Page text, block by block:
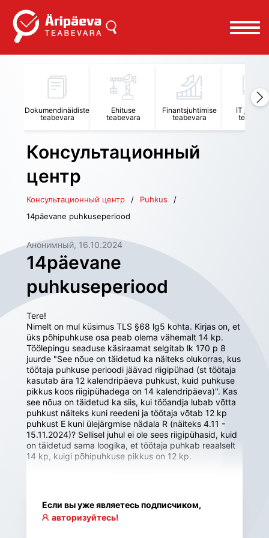
Dokumendinäidiste
teabevara
Ehituse
teabevara
Finantsjuhtimise
teabevara
IT
Консультационный
центр
Консультационный центр
Puhkus
14päevane puhkuseperiood
Анонимный, 16.10.2024
14päevane
puhkuseperiood
Tere!
Nimelt on mul küsimus TLS §68 lg5 kohta. Kirjas on, et
üks põhipuhkuse osa peab olema vähemalt 14 kp.
Töölepingu seaduse käsiraamat selgitab lk 170 p 8
juurde "See nõue on täidetud ka näiteks olukorras, kus
töötaja puhkuse perioodi jäävad riigipühad (st töötaja
kasutab ära 12 kalendripäeva puhkust, kuid puhkuse
pikkus koos riigipühadega on 14 kalendripäeva)". Kas
see nõua on täidetud ka siis, kui tööandja lubab võtta
puhkust näiteks kuni reedeni ja töötaja võtab 12 kp
puhkust E kuni ülejärgmise nädala R (näiteks 4.11 -
15.11.2024)? Sellisel juhul ei ole sees riigipühasid, kuid
on täidetud sama loogika, et töötaja puhkab reaalselt
14 kp, kuigi põhipuhkuse pikkus on 12 kp.
Если вы уже являетесь подписчиком,
авторизуйтесь!